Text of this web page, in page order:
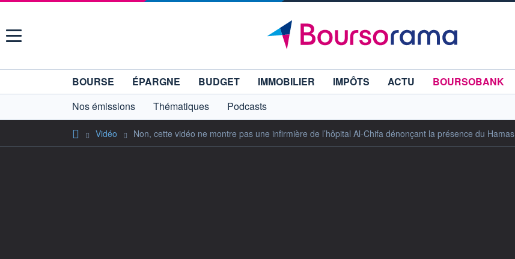
Menu
BOURSE ÉPARGNE BUDGET IMMOBILIER IMPÔTS ACTU
BOURSOBANK
Nos émissions
Thématiques Podcasts
Vidéo Non, cette vidéo ne montre pas une infirmière de l’hôpital Al-Chifa dénonçant la présence du Hamas